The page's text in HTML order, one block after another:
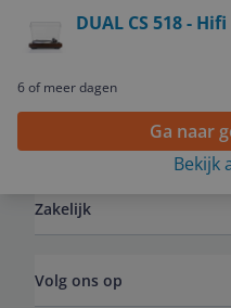
DUAL CS 518 -
6 of meer dagen
Ga naar
Bekijk
Zakelijk
Volg ons op